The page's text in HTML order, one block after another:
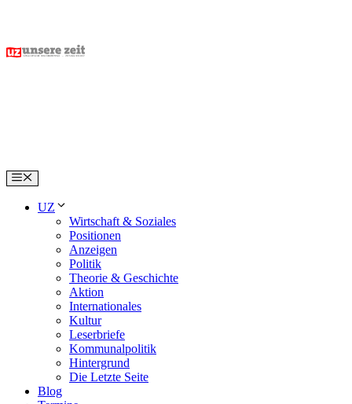
content
Menu
UZ
Wirtschaft & Soziales
Positionen
Anzeigen
Politik
Theorie & Geschichte
Aktion
Internationales
Kultur
Leserbriefe
Kommunalpolitik
Hintergrund
Die Letzte Seite
Blog